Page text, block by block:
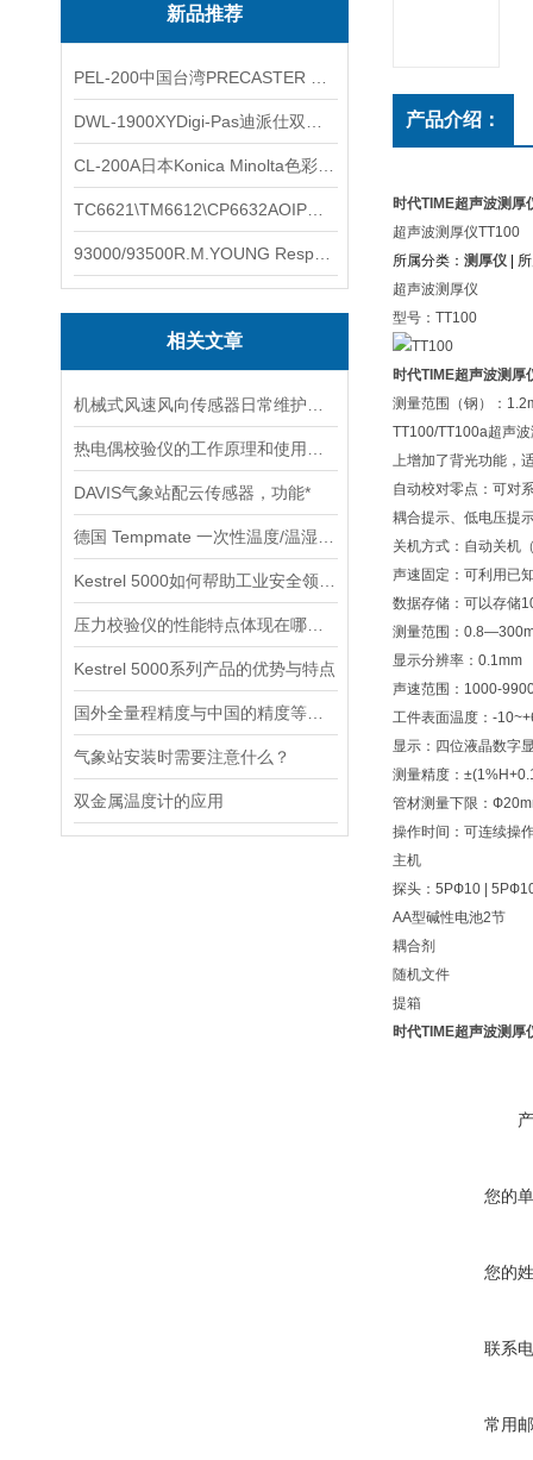
新品推荐
相关文章
DAVIS气象站配云传感器，功能*
Kestrel 5000系列产品的优势与特点
气象站安装时需要注意什么？
双金属温度计的应用
产品介绍：
时代TIME超声波测厚
超声波测厚仪TT100
所属分类： 测厚仪 |
超声波测厚仪
型号：TT100
时代TIME超声波测厚
测量范围（钢）：
TT100/TT100a超声
上增加了背光功能，
自动校对零点：可对
耦合提示、低电压提
关机方式：自动关机
声速固定：可利用已
数据存储：可以存储
测量范围：
显示分辨率：0.1mm
声速范围：1000-
工件表面温度：-
显示：四位液晶数字
测量精度：
管材测量下限：
操作时间：可连续操
主机
探头：5PФ10 |
AA型碱性电池2节
耦合剂
随机文件
提箱
时代TIME超声波测厚
您的
您的
联系
常用